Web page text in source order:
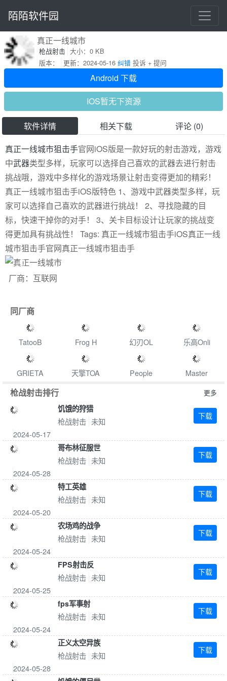
陌陌软件园
真正一线城市
枪战射击 大小：0 KB
版本：
更新：2024-05-16 纠错投诉 + 提问
Android 下载
IOS暂无下资源
软件详情 相关下载
评论 (0)
真正一线城市狙击手官网iOS版是一款好玩的射击游戏，游戏
中武器类型多样，玩家可以选择自己喜欢的武器去进行射击
挑战哦，游戏中多样化的游戏场景让射击变得更加的精彩！
真正一线城市狙击手iOS版特色 1、游戏中武器类型多样，玩
家可以选择自己喜欢的武器进行挑战！ 2、寻找隐藏的目
标，快速干掉你的对手！ 3、关卡目标设计让玩家的挑战变
得更加具有挑战性！ Tags: 真正一线城市狙击手iOS真正一线
城市狙击手官网真正一线城市狙击手
Previous
厂商：互联网
同厂商
TatooB Frog H 幻刃OL 乐高Onli
GRIETA 天擎TOA People Master
枪战射击排行 更多
饥饿的狩猎
枪战射击 未知
2024-05-17
下载
哥布林征服世
枪战射击 未知
2024-05-28
下载
特工英雄
枪战射击 未知
2024-05-20
下载
农场鸡的战争
枪战射击 未知
2024-05-24
下载
FPS射击反
枪战射击 未知
2024-05-25
下载
fps军事射
枪战射击 未知
2024-05-24
下载
正义太空异族
枪战射击 未知
2024-05-28
下载